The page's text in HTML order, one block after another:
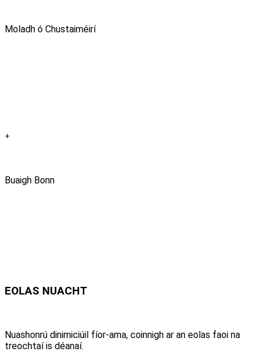
Moladh ó Chustaiméirí
+
Buaigh Bonn
EOLAS NUACHT
Nuashonrú dinimiciúil fíor-ama, coinnigh ar an eolas faoi na
treochtaí is déanaí.